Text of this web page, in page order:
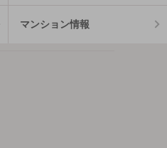
マンション情報